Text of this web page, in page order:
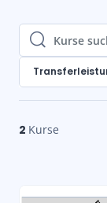
Kurse
Kurse
2 Kurse